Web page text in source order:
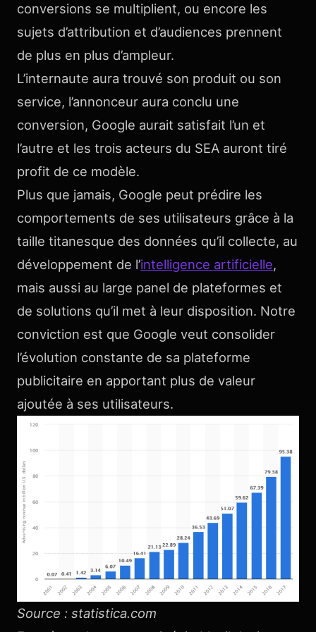
conversions se multiplient, ou encore les
sujets d’attribution et d’audiences prennent
de plus en plus d’ampleur.
L’internaute aura trouvé son produit ou son
service, l’annonceur aura conclu une
conversion, Google aurait satisfait l’un et
l’autre et les trois acteurs du SEA auront tiré
profit de ce modèle.
Plus que jamais, Google peut prédire les
comportements de ses utilisateurs grâce à la
taille titanesque des données qu’il collecte, au
développement de l’intelligence artificielle,
mais aussi au large panel de plateformes et
de solutions qu’il met à leur disposition. Notre
conviction est que Google veut consolider
l’évolution constante de sa plateforme
publicitaire en apportant plus de valeur
ajoutée à ses utilisateurs.
Source : statistica.com